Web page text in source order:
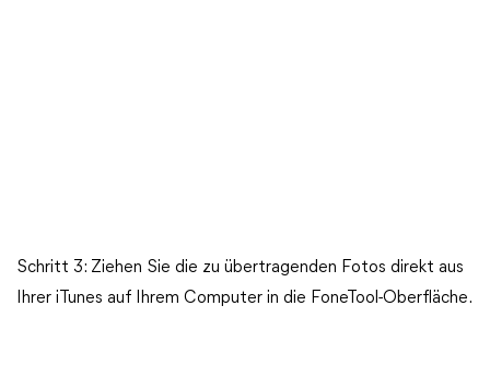
Schritt 3: Ziehen Sie die zu übertragenden Fotos direkt aus
Ihrer iTunes auf Ihrem Computer in die FoneTool-Oberfläche.